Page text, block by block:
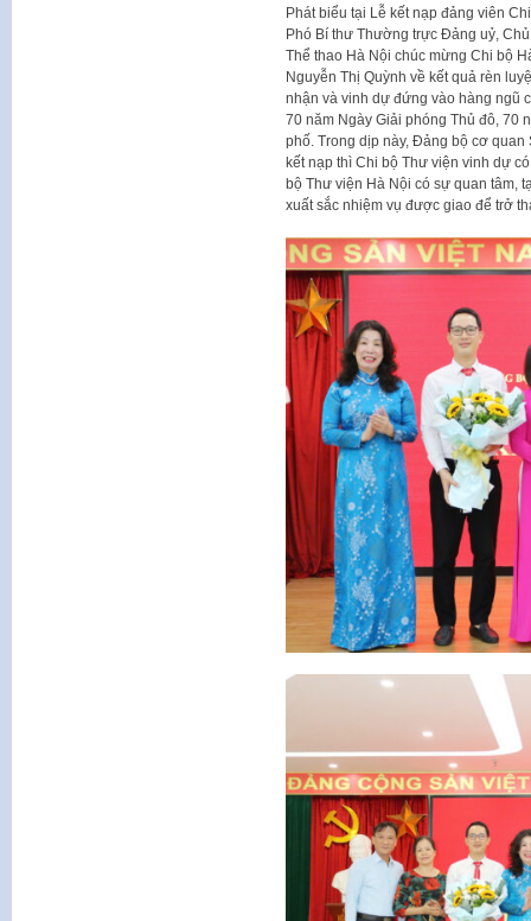
Phát biểu tại Lễ kết nạp đảng viên
Phó Bí thư Thường trực Đảng uỷ,
Thể thao Hà Nội chúc mừng Chi bộ
Nguyễn Thị Quỳnh về kết quả rèn
nhận và vinh dự đứng vào hàng ngũ
70 năm Ngày Giải phóng Thủ đô, 70
phố. Trong dịp này, Đảng bộ cơ
kết nạp thì Chi bộ Thư viện vinh dự
bộ Thư viện Hà Nội có sự quan tâm,
xuất sắc nhiệm vụ được giao để trở